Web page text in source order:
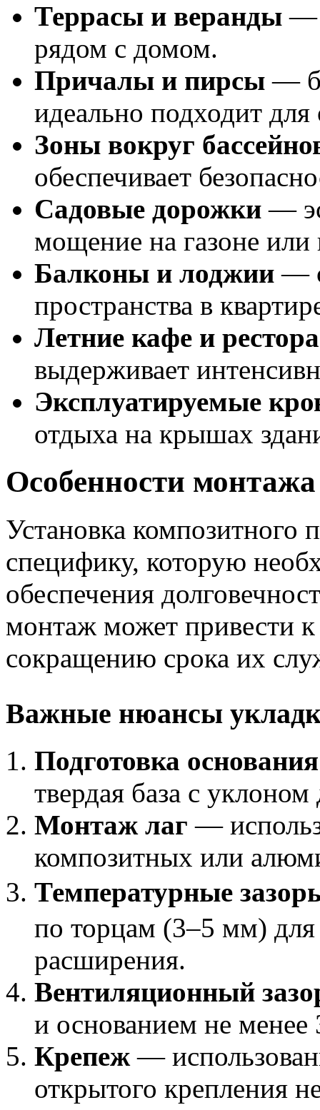
Террасы и веранды —
рядом с домом.
Причалы и пирсы —
идеально подходит для
Зоны вокруг
обеспечивает
Садовые дорожки —
мощение на газоне или
Балконы и лоджии —
пространства в
Летние кафе и
выдерживает
Эксплуатируемые
отдыха на крышах
Особенности
Установка композитного
специфику, которую
обеспечения
монтаж может привести
сокращению срока их
Важные нюансы
Подготовка основания
твердая база с
Монтаж лаг —
композитных или
Температурные
по торцам (3–5 мм) для
расширения.
Вентиляционный
и основанием не менее
Крепеж —
открытого крепления